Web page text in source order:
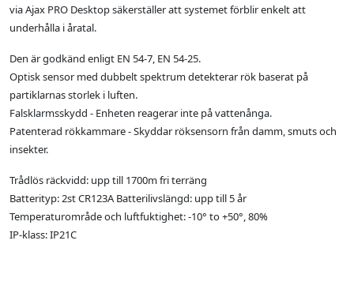
via Ajax PRO Desktop säkerställer att systemet förblir enkelt att
underhålla i åratal.
Den är godkänd enligt EN 54-7, EN 54-25.
Optisk sensor med dubbelt spektrum detekterar rök baserat på
partiklarnas storlek i luften.
Falsklarmsskydd - Enheten reagerar inte på vattenånga.
Patenterad rökkammare - Skyddar röksensorn från damm, smuts och
insekter.
Trådlös räckvidd: upp till 1700m fri terräng
Batterityp: 2st CR123A Batterilivslängd: upp till 5 år
Temperaturområde och luftfuktighet: -10° to +50°, 80%
IP-klass: IP21C